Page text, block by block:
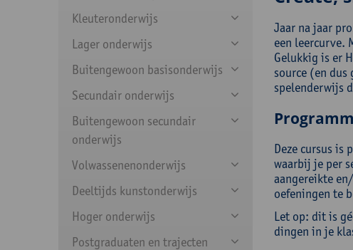
Kleuteronderwijs
Lager onderwijs
Buitengewoon basisonderwijs
Secundair onderwijs
Buitengewoon secundair
onderwijs
Volwassenenonderwijs
Deeltijds kunstonderwijs
Hoger onderwijs
Postgraduaten en trajecten
Jaar na jaar
een leercurve.
Gelukkig is er
source (en
spelenderwijs
Deze cursus is
waarbij je per
aangereikte
oefeningen te
Let op: dit is
dingen in je